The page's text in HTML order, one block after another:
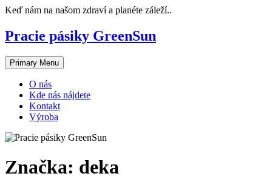
Skip
content
Keď nám na našom zdraví a planéte záleží..
Pracie pásiky GreenSun
Primary Menu
O nás
Kde nás nájdete
Kontakt
Výroba
Značka: deka